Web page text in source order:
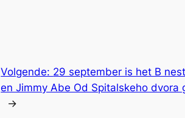
Volgende: 29 september is het B
en Jimmy Abe Od Spitalskeho dvora
→